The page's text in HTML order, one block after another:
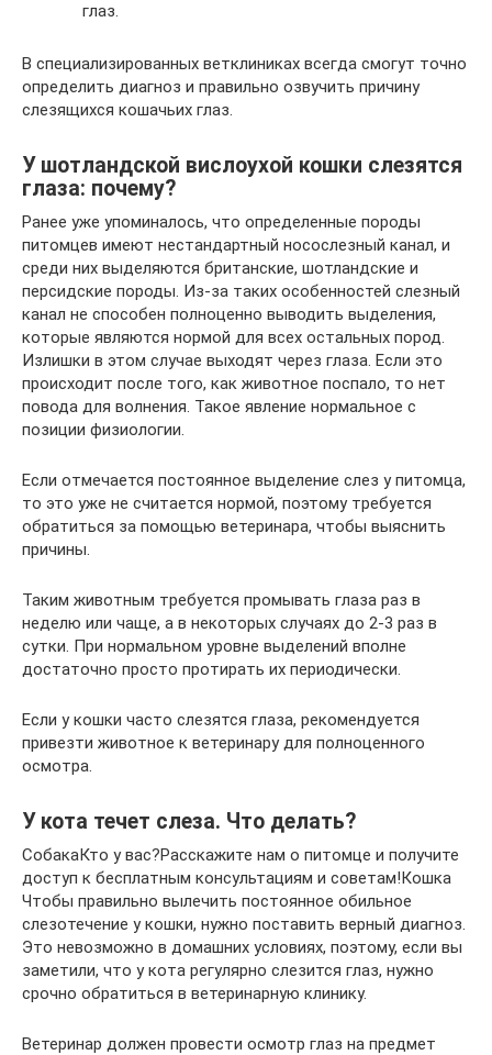
глаз.
В специализированных ветклиниках всегда смогут точно
определить диагноз и правильно озвучить причину
слезящихся кошачьих глаз.
У шотландской вислоухой кошки слезятся
глаза: почему?
Ранее уже упоминалось, что определенные породы
питомцев имеют нестандартный носослезный канал, и
среди них выделяются британские, шотландские и
персидские породы. Из-за таких особенностей слезный
канал не способен полноценно выводить выделения,
которые являются нормой для всех остальных пород.
Излишки в этом случае выходят через глаза. Если это
происходит после того, как животное поспало, то нет
повода для волнения. Такое явление нормальное с
позиции физиологии.
Если отмечается постоянное выделение слез у питомца,
то это уже не считается нормой, поэтому требуется
обратиться за помощью ветеринара, чтобы выяснить
причины.
Таким животным требуется промывать глаза раз в
неделю или чаще, а в некоторых случаях до 2-3 раз в
сутки. При нормальном уровне выделений вполне
достаточно просто протирать их периодически.
Если у кошки часто слезятся глаза, рекомендуется
привезти животное к ветеринару для полноценного
осмотра.
У кота течет слеза. Что делать?
СобакаКто у вас?Расскажите нам о питомце и получите
доступ к бесплатным консультациям и советам!Кошка
Чтобы правильно вылечить постоянное обильное
слезотечение у кошки, нужно поставить верный диагноз.
Это невозможно в домашних условиях, поэтому, если вы
заметили, что у кота регулярно слезится глаз, нужно
срочно обратиться в ветеринарную клинику.
Ветеринар должен провести осмотр глаз на предмет